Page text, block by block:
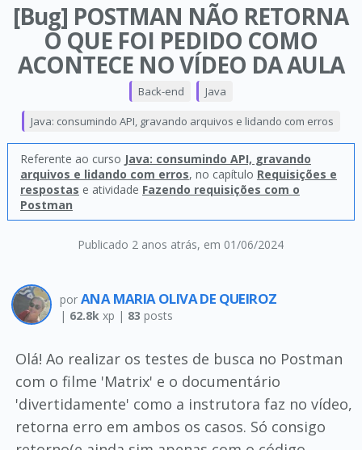
[Bug] POSTMAN NÃO RETORNA
O QUE FOI PEDIDO COMO
ACONTECE NO VÍDEO DA AULA
Publicado 2 anos atrás, em 01/06/2024
Back-end Java
Java: consumindo API, gravando arquivos e lidando com erros
Referente ao curso Java: consumindo API, gravando
arquivos e lidando com erros, no capítulo Requisições e
respostas e atividade Fazendo requisições com o
Postman
por ANA MARIA OLIVA DE QUEIROZ
| 62.8kxp | 83 posts
Olá! Ao realizar os testes de busca no Postman
com o filme 'Matrix' e o documentário
'divertidamente' como a instrutora faz no vídeo,
retorna erro em ambos os casos. Só consigo